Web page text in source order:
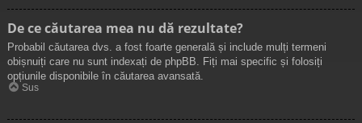
De ce căutarea mea nu dă rezultate?
Probabil căutarea dvs. a fost foarte generală și include mulți termeni
obișnuiți care nu sunt indexați de phpBB. Fiți mai specific și folosiți
opțiunile disponibile în căutarea avansată.
Sus